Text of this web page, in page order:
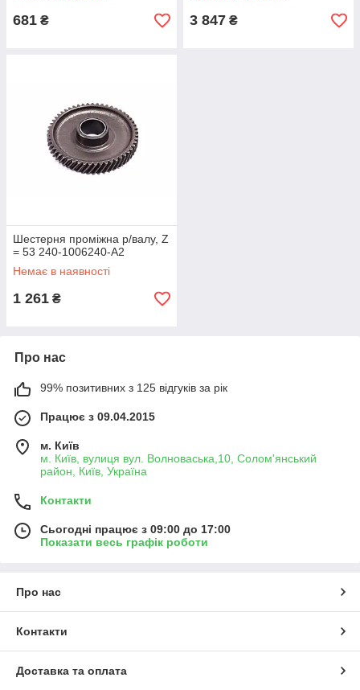
681 ₴ 3 847 ₴
Шестерня проміжна р/валу, Z
= 53 240-1006240-А2
Немає в наявності
1 261 ₴
Про нас
99% позитивних з 125 відгуків за рік
Працює з 09.04.2015
м. Київ
м. Київ, вулиця вул. Волноваська,10, Солом'янський
район, Київ, Україна
Контакти
Сьогодні працює з 09:00 до 17:00
Показати весь графік роботи
Про нас
Контакти
Доставка та оплата